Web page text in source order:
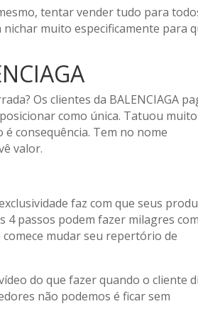
tentar vender tudo para
muito especificamente para
Os clientes da BALENCIAGA
como única. Tatuou
consequência. Tem no nome
valor.
faz com que seus
4 passos podem fazer milagres com
mudar seu repertório de
do que fazer quando o cliente
não podemos é ficar sem